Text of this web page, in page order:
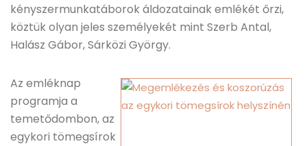
kényszermunkatáborok áldozatainak emlékét őrzi,
köztük olyan jeles személyekét mint Szerb Antal,
Halász Gábor, Sárközi György.
Az emléknap
programja a
temetődombon, az
egykori tömegsírok